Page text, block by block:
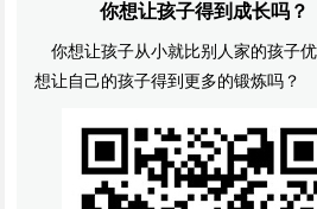
你想让孩子得到成长吗？
你想让孩子从小就比别人家的孩子
想让自己的孩子得到更多的锻炼吗？